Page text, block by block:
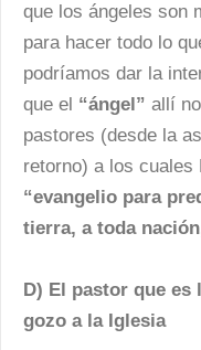
que los ángeles son
para hacer todo lo
podríamos dar la
que el “ángel” allí
pastores (desde la
retorno) a los cuales
“evangelio para
tierra, a toda
D) El pastor que es
gozo a la Iglesia